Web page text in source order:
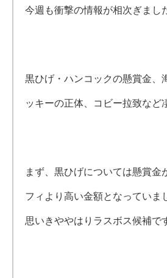
今週も衝撃の情報が相次ぎまし
黒ひげ・ハンコックの懸賞金、
ッキーの正体、コビー拉致など
まず、黒ひげについては懸賞金
フィより高い金額となっていま
思いきややはりラスボス候補で